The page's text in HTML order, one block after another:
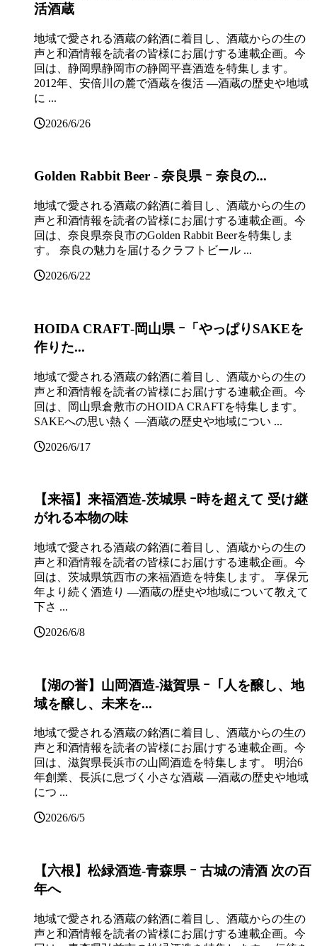
活酒蔵
地域で愛される酒蔵の銘酒に着目し、酒蔵からの生の
声と和酒情報を読者の皆様にお届けする連載企画。今
回は、静岡県静岡市の静岡平喜酒造を特集します。
2012年、安倍川の麓で酒蔵を復活 ―酒蔵の歴史や地域
に ...
2026/6/26
Golden Rabbit Beer ‐ 奈良県 ｰ 奈良の...
地域で愛される酒蔵の銘酒に着目し、酒蔵からの生の
声と和酒情報を読者の皆様にお届けする連載企画。今
回は、奈良県奈良市のGolden Rabbit Beerを特集しま
す。 奈良の魅力を届けるクラフトビール ...
2026/6/22
HOIDA CRAFT‐岡山県 ｰ「やっぱりSAKEを
作りた...
地域で愛される酒蔵の銘酒に着目し、酒蔵からの生の
声と和酒情報を読者の皆様にお届けする連載企画。今
回は、岡山県倉敷市のHOIDA CRAFTを特集します。
SAKEへの思い熱く ―酒蔵の歴史や地域につい ...
2026/6/17
【来福】来福酒造‐茨城県 ｰ時を超えて 受け継
がれる本物の味
地域で愛される酒蔵の銘酒に着目し、酒蔵からの生の
声と和酒情報を読者の皆様にお届けする連載企画。今
回は、茨城県筑西市の来福酒造を特集します。 享保元
年より続く酒造り ―酒蔵の歴史や地域について教えて
下さ ...
2026/6/8
【湖の誉】山岡酒造‐滋賀県 ｰ「人を醸し、地
域を醸し、未来を...
地域で愛される酒蔵の銘酒に着目し、酒蔵からの生の
声と和酒情報を読者の皆様にお届けする連載企画。今
回は、滋賀県長浜市の山岡酒造を特集します。 明治6
年創業、長浜に息づく小さな酒蔵 ―酒蔵の歴史や地域
につ ...
2026/6/5
【六根】松緑酒造‐青森県 ｰ 古城の清酒 次の百
年へ
地域で愛される酒蔵の銘酒に着目し、酒蔵からの生の
声と和酒情報を読者の皆様にお届けする連載企画。今